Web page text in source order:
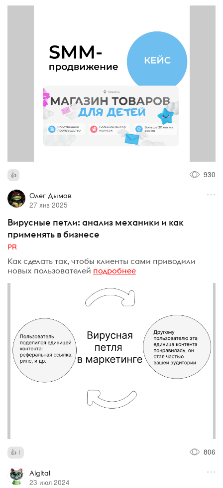
930
Олег Дымов
27 янв 2025
Вирусные петли: анализ механики и как
применять в бизнесе
PR
Как сделать так, чтобы клиенты сами приводили
новых пользователей подробнее
1 806
Aigital
23 июл 2024